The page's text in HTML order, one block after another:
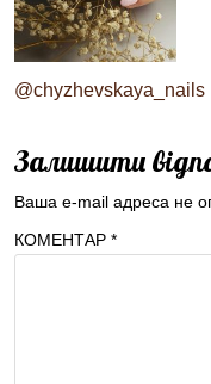
@chyzhevskaya_nails
Залишити
Ваша e-mail адреса не
КОМЕНТАР *